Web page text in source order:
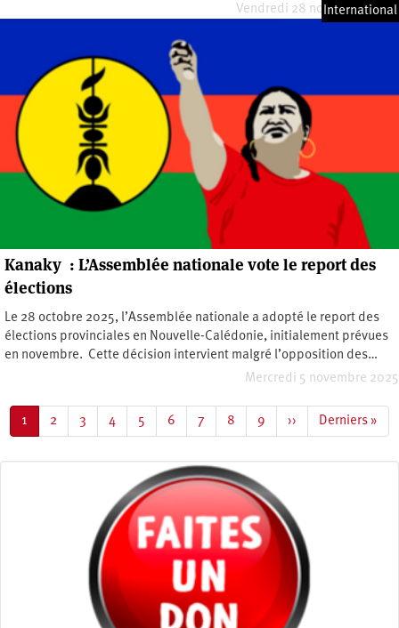
Vendredi 28 novembre 2025
International
Kanaky : L’Assemblée nationale vote le report des
élections
Le 28 octobre 2025, l’Assemblée nationale a adopté le report des
élections provinciales en Nouvelle-Calédonie, initialement prévues
en novembre. Cette décision intervient malgré l’opposition des…
Mercredi 5 novembre 2025
Page
courante
1 Page
2 Page
3 Page
4 Page
5 Page
6 Page
7 Page
8 Page
9
Page
suivante
››
Dernière
page
Derniers »